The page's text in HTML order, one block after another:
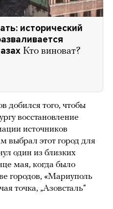
исторический
Кто виноват?
добился того, чтобы
восстановление
источников
выбрал этот город для
один из близких
мая, когда было
городов, «Мариуполь
точка, „Азовсталь“